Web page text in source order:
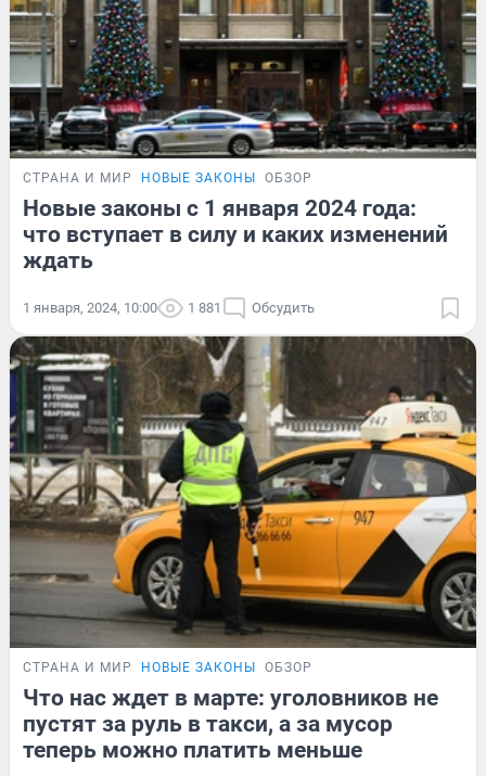
СТРАНА И МИР НОВЫЕ ЗАКОНЫ ОБЗОР
Новые законы с 1 января 2024 года:
что вступает в силу и каких изменений
ждать
1 января, 2024, 10:00 1 881 Обсудить
СТРАНА И МИР НОВЫЕ ЗАКОНЫ ОБЗОР
Что нас ждет в марте: уголовников не
пустят за руль в такси, а за мусор
теперь можно платить меньше